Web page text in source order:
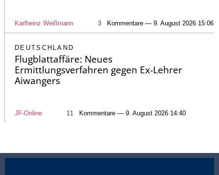
Karlheinz Weißmann 3 Kommentare — 9. August 2026 15:06
DEUTSCHLAND
Flugblattaffäre: Neues
Ermittlungsverfahren gegen Ex-Lehrer
Aiwangers
JF-Online 11 Kommentare — 9. August 2026 14:40